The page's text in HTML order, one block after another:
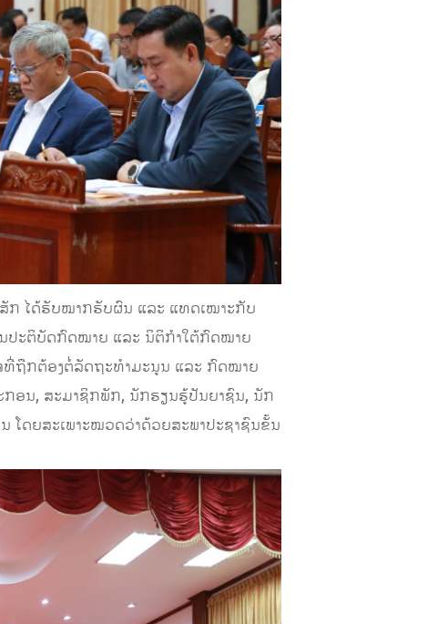
ສັກ ໄດ້ຮັບໝາກຮັບຜົນ ແລະ ແທດເໝາະກັບ
ປະຕິບັດກົດໝາຍ ແລະ ນິຕິກຳໃຕ້ກົດໝາຍ
ຈທີ່ຖືກຕ້ອງຕໍ່ລັດຖະທໍາມະນູນ ແລະ ກົດໝາຍ
ອນ, ສະມາຊິກພັກ, ນັກຮຽນຮູ້ປັນຍາຊົນ, ນັກ
ໂດຍສະເພາະໝວດວ່າດ້ວຍສະພາປະຊາຊົນຂັ້ນ